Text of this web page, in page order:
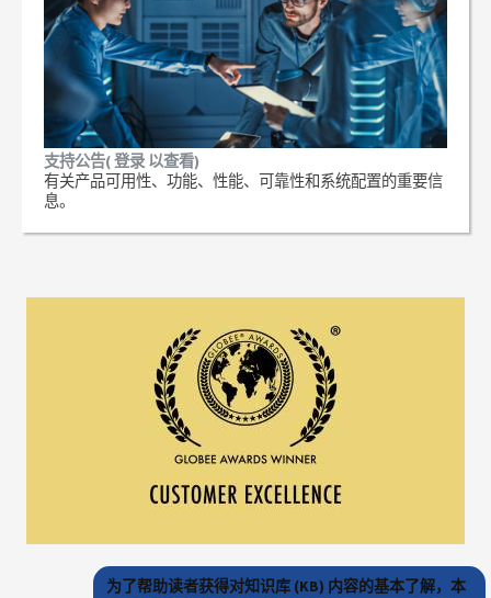
支持公告( 登录 以查看)
有关产品可用性、功能、性能、可靠性和系统配置的重要信
息。
为了帮助读者获得对知识库 (KB) 内容的基本了解，本